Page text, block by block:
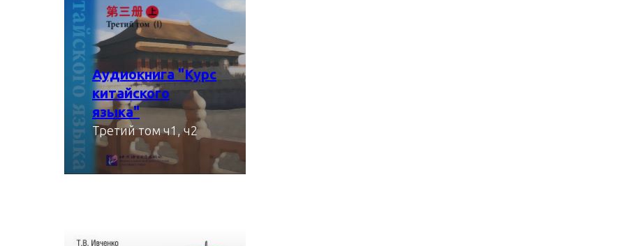
Аудиокнига "Курс
китайского
языка"
Третий том ч1, ч2
скачать